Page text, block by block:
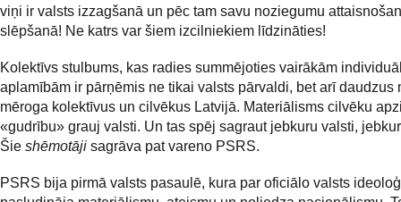
viņi ir valsts izzagšanā un pēc tam savu noziegumu
slēpšanā! Ne katrs var šiem izcilniekiem līdzināties!
Kolektīvs stulbums, kas radies summējoties vairākām
aplamībām ir pārņēmis ne tikai valsts pārvaldi, bet arī daudzus
mēroga kolektīvus un cilvēkus Latvijā. Materiālisms cilvēku
«gudrību» grauj valsti. Un tas spēj sagraut jebkuru valsti,
Šie shēmotāji sagrāva pat vareno PSRS.
PSRS bija pirmā valsts pasaulē, kura par oficiālo valsts